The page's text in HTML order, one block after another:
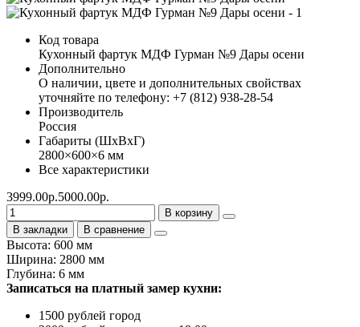
Код товара
Кухонный фартук МДФ Гурман №9 Дары осени
Дополнительно
О наличии, цвете и дополнительных свойствах
уточняйте по телефону: +7 (812) 938-28-54
Производитель
Россия
Габариты (ШхВхГ)
2800×600×6 мм
Все характеристики
3999.00р.5000.00р.
В корзину
В закладки
В сравнение
Высота: 600 мм
Ширина: 2800 мм
Глубина: 6 мм
Записаться на платный замер кухни:
1500 рублей город